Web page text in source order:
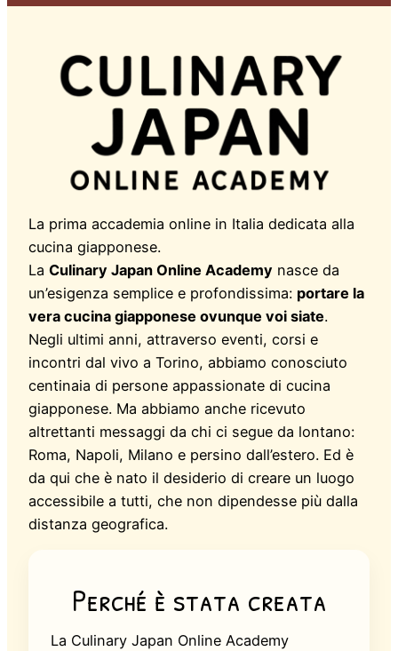
La prima accademia online in Italia dedicata alla
cucina giapponese.
La Culinary Japan Online Academy nasce da
un’esigenza semplice e profondissima: portare la
vera cucina giapponese ovunque voi siate.
Negli ultimi anni, attraverso eventi, corsi e
incontri dal vivo a Torino, abbiamo conosciuto
centinaia di persone appassionate di cucina
giapponese. Ma abbiamo anche ricevuto
altrettanti messaggi da chi ci segue da lontano:
Roma, Napoli, Milano e persino dall’estero. Ed è
da qui che è nato il desiderio di creare un luogo
accessibile a tutti, che non dipendesse più dalla
distanza geografica.
Perché è stata creata
La Culinary Japan Online Academy